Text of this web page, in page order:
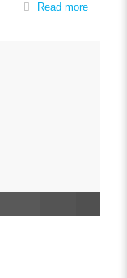
Read more